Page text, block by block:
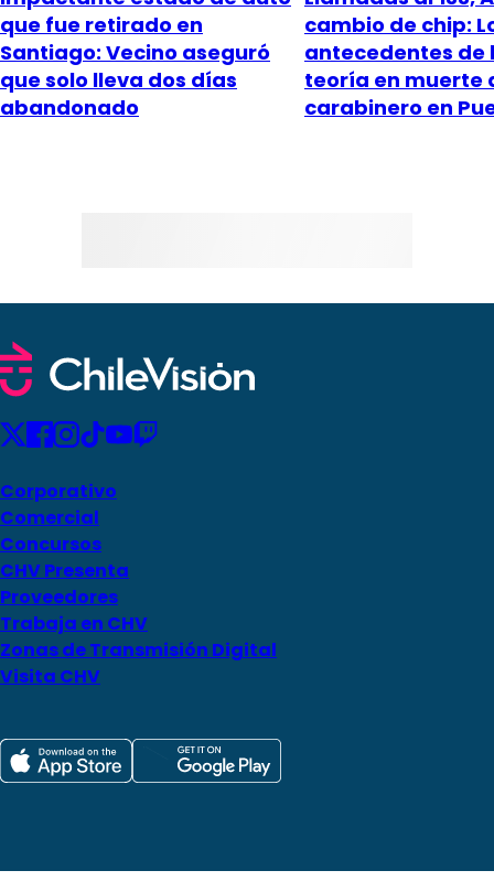
que fue retirado en
Santiago: Vecino aseguró
que solo lleva dos días
abandonado
cambio de chip:
antecedentes de
teoría en muerte
carabinero en
Corporativo
Comercial
Concursos
CHV Presenta
Proveedores
Trabaja en CHV
Zonas de Transmisión Digital
Visita CHV